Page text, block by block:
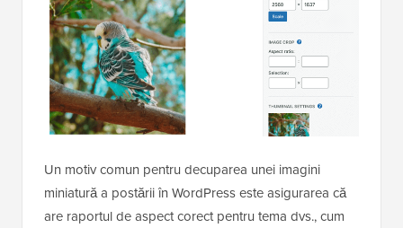
Un motiv comun pentru decuparea unei imagini
miniatură a postării în WordPress este asigurarea că
are raportul de aspect corect pentru tema dvs., cum